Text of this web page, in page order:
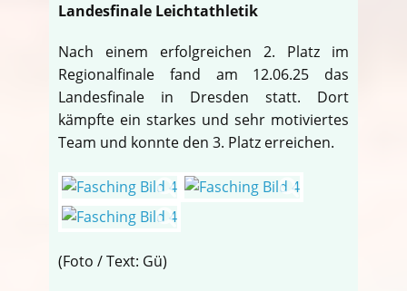
Landesfinale Leichtathletik
Nach einem erfolgreichen 2. Platz im
Regionalfinale fand am 12.06.25 das
Landesfinale in Dresden statt. Dort
kämpfte ein starkes und sehr motiviertes
Team und konnte den 3. Platz erreichen.
(Foto / Text: Gü)